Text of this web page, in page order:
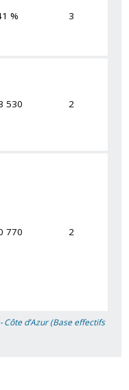
% 3
530 2
770 2
Côte d’Azur (Base effectifs